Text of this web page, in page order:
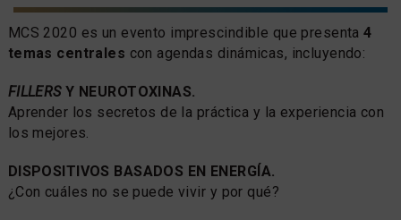
MCS 2020 es un evento imprescindible que presenta4
temas centrales con agendas dinámicas, incluyendo:
FILLERSY NEUROTOXINAS.
Aprender los secretos de la práctica y la experiencia con
los mejores.
DISPOSITIVOS BASADOS EN ENERGÍA.
¿Con cuáles no se puede vivir y por qué?